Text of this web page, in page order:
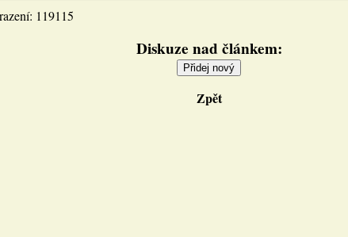
119115
Diskuze nad článkem:
Zpět